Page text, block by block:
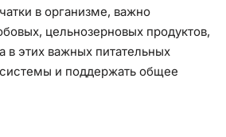
в организме, важно
цельнозерновых продуктов,
в этих важных питательных
и поддержать общее